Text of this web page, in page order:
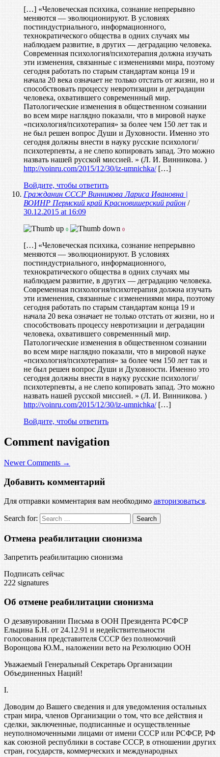
[…] «Человеческая психика, сознание непрерывно
меняются — эволюционируют. В условиях
постиндустриального, информационного,
технократического общества в одних случаях мы
наблюдаем развитие, в других — деградацию человека.
Современная психология/психотерапия должна изучать
эти изменения, связанные с изменениями мира, поэтому
сегодня работать по старым стандартам конца 19 и
начала 20 века означает не только отстать от жизни, но и
способствовать процессу невротизации и деградации
человека, охватившего современнный мир.
Патологические изменения в общественном сознании
во всем мире наглядно показали, что в мировой науке
«психология/психотерапия» за более чем 150 лет так и
не был решен вопрос Души и Духовности. Именно это
сегодня должны внести в науку русские психологи/
психотерпевты, а не слепо копировать запад. Это можно
назвать нашей русской миссией. » (Л. И. Винникова. )
http://voinru.com/2015/12/30/iz-umnichka/[…]
Войдите, чтобы ответить
Гражданин СССР Винникова Лариса Ивановна |
ВОИНР Пермский край Красновишерский район /
30.12.2015 at 16:09
0 0
[…] «Человеческая психика, сознание непрерывно
меняются — эволюционируют. В условиях
постиндустриального, информационного,
технократического общества в одних случаях мы
наблюдаем развитие, в других — деградацию человека.
Современная психология/психотерапия должна изучать
эти изменения, связанные с изменениями мира, поэтому
сегодня работать по старым стандартам конца 19 и
начала 20 века означает не только отстать от жизни, но и
способствовать процессу невротизации и деградации
человека, охватившего современнный мир.
Патологические изменения в общественном сознании
во всем мире наглядно показали, что в мировой науке
«психология/психотерапия» за более чем 150 лет так и
не был решен вопрос Души и Духовности. Именно это
сегодня должны внести в науку русские психологи/
психотерпевты, а не слепо копировать запад. Это можно
назвать нашей русской миссией. » (Л. И. Винникова. )
http://voinru.com/2015/12/30/iz-umnichka/[…]
Войдите, чтобы ответить
Comment navigation
Newer Comments →
Добавить комментарий
Для отправки комментария вам необходимо авторизоваться.
Search for:
Отмена реабилитации сионизма
Запретить реабилитацию сионизма
Подписать сейчас
222 signatures
Об отмене реабилитации сионизма
О дезавуировании Письма в ООН Президента РСФСР
Ельцина Б.Н. от 24.12.91 и недействительности
голосования представителя СССР без полномочий
Воронцова Ю.М., наложении вето на Резолюцию ООН
Уважаемый Генеральный Секретарь Организации
Объединенных Наций!
I.
Доводим до Вашего сведения и для уведомления остальных
стран мира, членов Организации о том, что все действия и
сделки, заключенные, подписанные и осуществленные
неуполномоченными лицами от имени СССР или РСФСР, РФ
как союзной республики в составе СССР, в отношении других
стран, государств, коммерческих и международных